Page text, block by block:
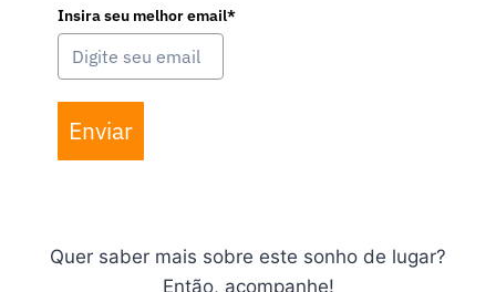
Insira seu melhor email*
Enviar
Quer saber mais sobre este sonho de lugar?
Então, acompanhe!